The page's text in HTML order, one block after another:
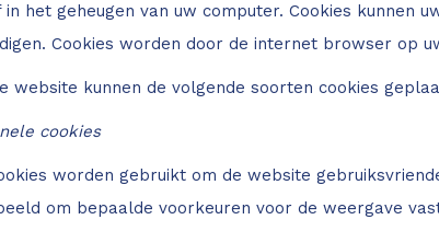
in het geheugen van uw computer. Cookies kunnen
Cookies worden door de internet browser op
website kunnen de volgende soorten cookies
cookies
worden gebruikt om de website
om bepaalde voorkeuren voor de weergave